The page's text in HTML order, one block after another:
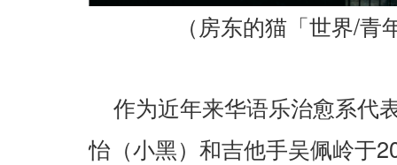
（房东的猫「世界/青
作为近年来华语乐治愈系代
怡（小黑）和吉他手吴佩岭于